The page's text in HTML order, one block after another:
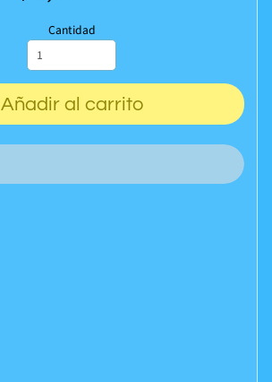
Cantidad
Añadir al carrito